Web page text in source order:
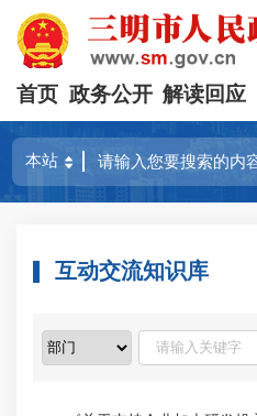
首页 政务公开 解读回应
互动交流知识库